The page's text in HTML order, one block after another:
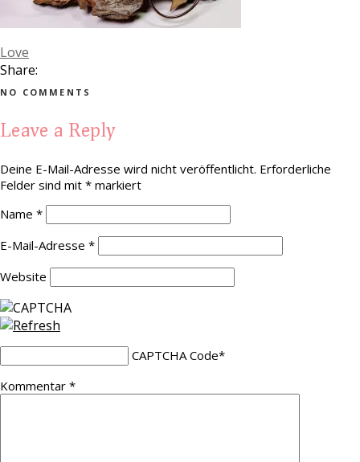
Love
Share:
NO COMMENTS
Leave a Reply
Deine E-Mail-Adresse wird nicht veröffentlicht. Erforderliche
Felder sind mit * markiert
Name *
E-Mail-Adresse *
Website
CAPTCHA Code*
Kommentar *